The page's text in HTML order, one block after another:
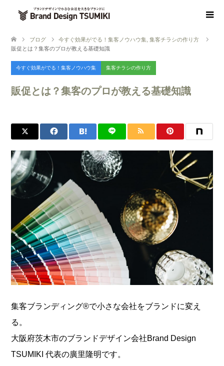
ブログ 今すぐ効果がでる！集客ノウハウ集 集客チラシの作り方
販促とは？集客のプロが教える基礎知識
今すぐ効果がでる！集客ノウハウ集 集客チラシの作り方
販促とは？集客のプロが教える基礎知識
集客ブランディング®︎で小さな会社をブランドに変え
る。
大阪府茨木市のブランドデザイン会社Brand Design
TSUMIKI 代表の廣里隆明です。